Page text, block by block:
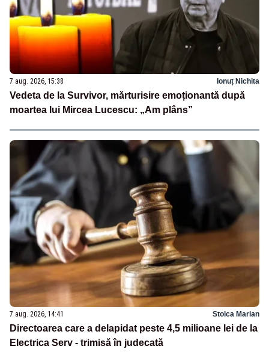
7 aug. 2026, 15:38 Ionuț Nichita
Vedeta de la Survivor, mărturisire emoționantă după
moartea lui Mircea Lucescu: „Am plâns”
7 aug. 2026, 14:41 Stoica Marian
Directoarea care a delapidat peste 4,5 milioane lei de la
Electrica Serv - trimisă în judecată